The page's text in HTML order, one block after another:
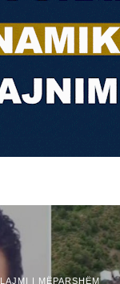
LAJMI I MËPARSHËM